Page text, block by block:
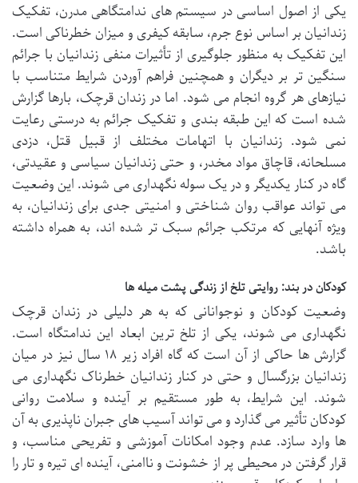
یکی از اصول اساسی در سیستم های ندامتگاهی مدرن، تفکیک
زندانیان بر اساس نوع جرم، سابقه کیفری و میزان خطرناکی است.
این تفکیک به منظور جلوگیری از تأثیرات منفی زندانیان با جرائم
سنگین تر بر دیگران و همچنین فراهم آوردن شرایط متناسب با
نیازهای هر گروه انجام می شود. اما در زندان قرچک، بارها گزارش
شده است که این طبقه بندی و تفکیک جرائم به درستی رعایت
نمی شود. زندانیان با اتهامات مختلف از قبیل قتل، دزدی
مسلحانه، قاچاق مواد مخدر، و حتی زندانیان سیاسی و عقیدتی،
گاه در کنار یکدیگر و در یک سوله نگهداری می شوند. این وضعیت
می تواند عواقب روان شناختی و امنیتی جدی برای زندانیان، به
ویژه آنهایی که مرتکب جرائم سبک تر شده اند، به همراه داشته
باشد.
کودکان در بند: روایتی تلخ از زندگی پشت میله ها
وضعیت کودکان و نوجوانانی که به هر دلیلی در زندان قرچک
نگهداری می شوند، یکی از تلخ ترین ابعاد این ندامتگاه است.
گزارش ها حاکی از آن است که گاه افراد زیر ۱۸ سال نیز در میان
زندانیان بزرگسال و حتی در کنار زندانیان خطرناک نگهداری می
شوند. این شرایط، به طور مستقیم بر آینده و سلامت روانی
کودکان تأثیر می گذارد و می تواند آسیب های جبران ناپذیری به آن
ها وارد سازد. عدم وجود امکانات آموزشی و تفریحی مناسب، و
قرار گرفتن در محیطی پر از خشونت و ناامنی، آینده ای تیره و تار را